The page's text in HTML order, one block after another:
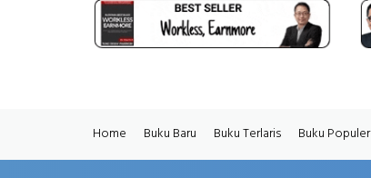
Home Buku Baru Buku Terlaris Buku Populer